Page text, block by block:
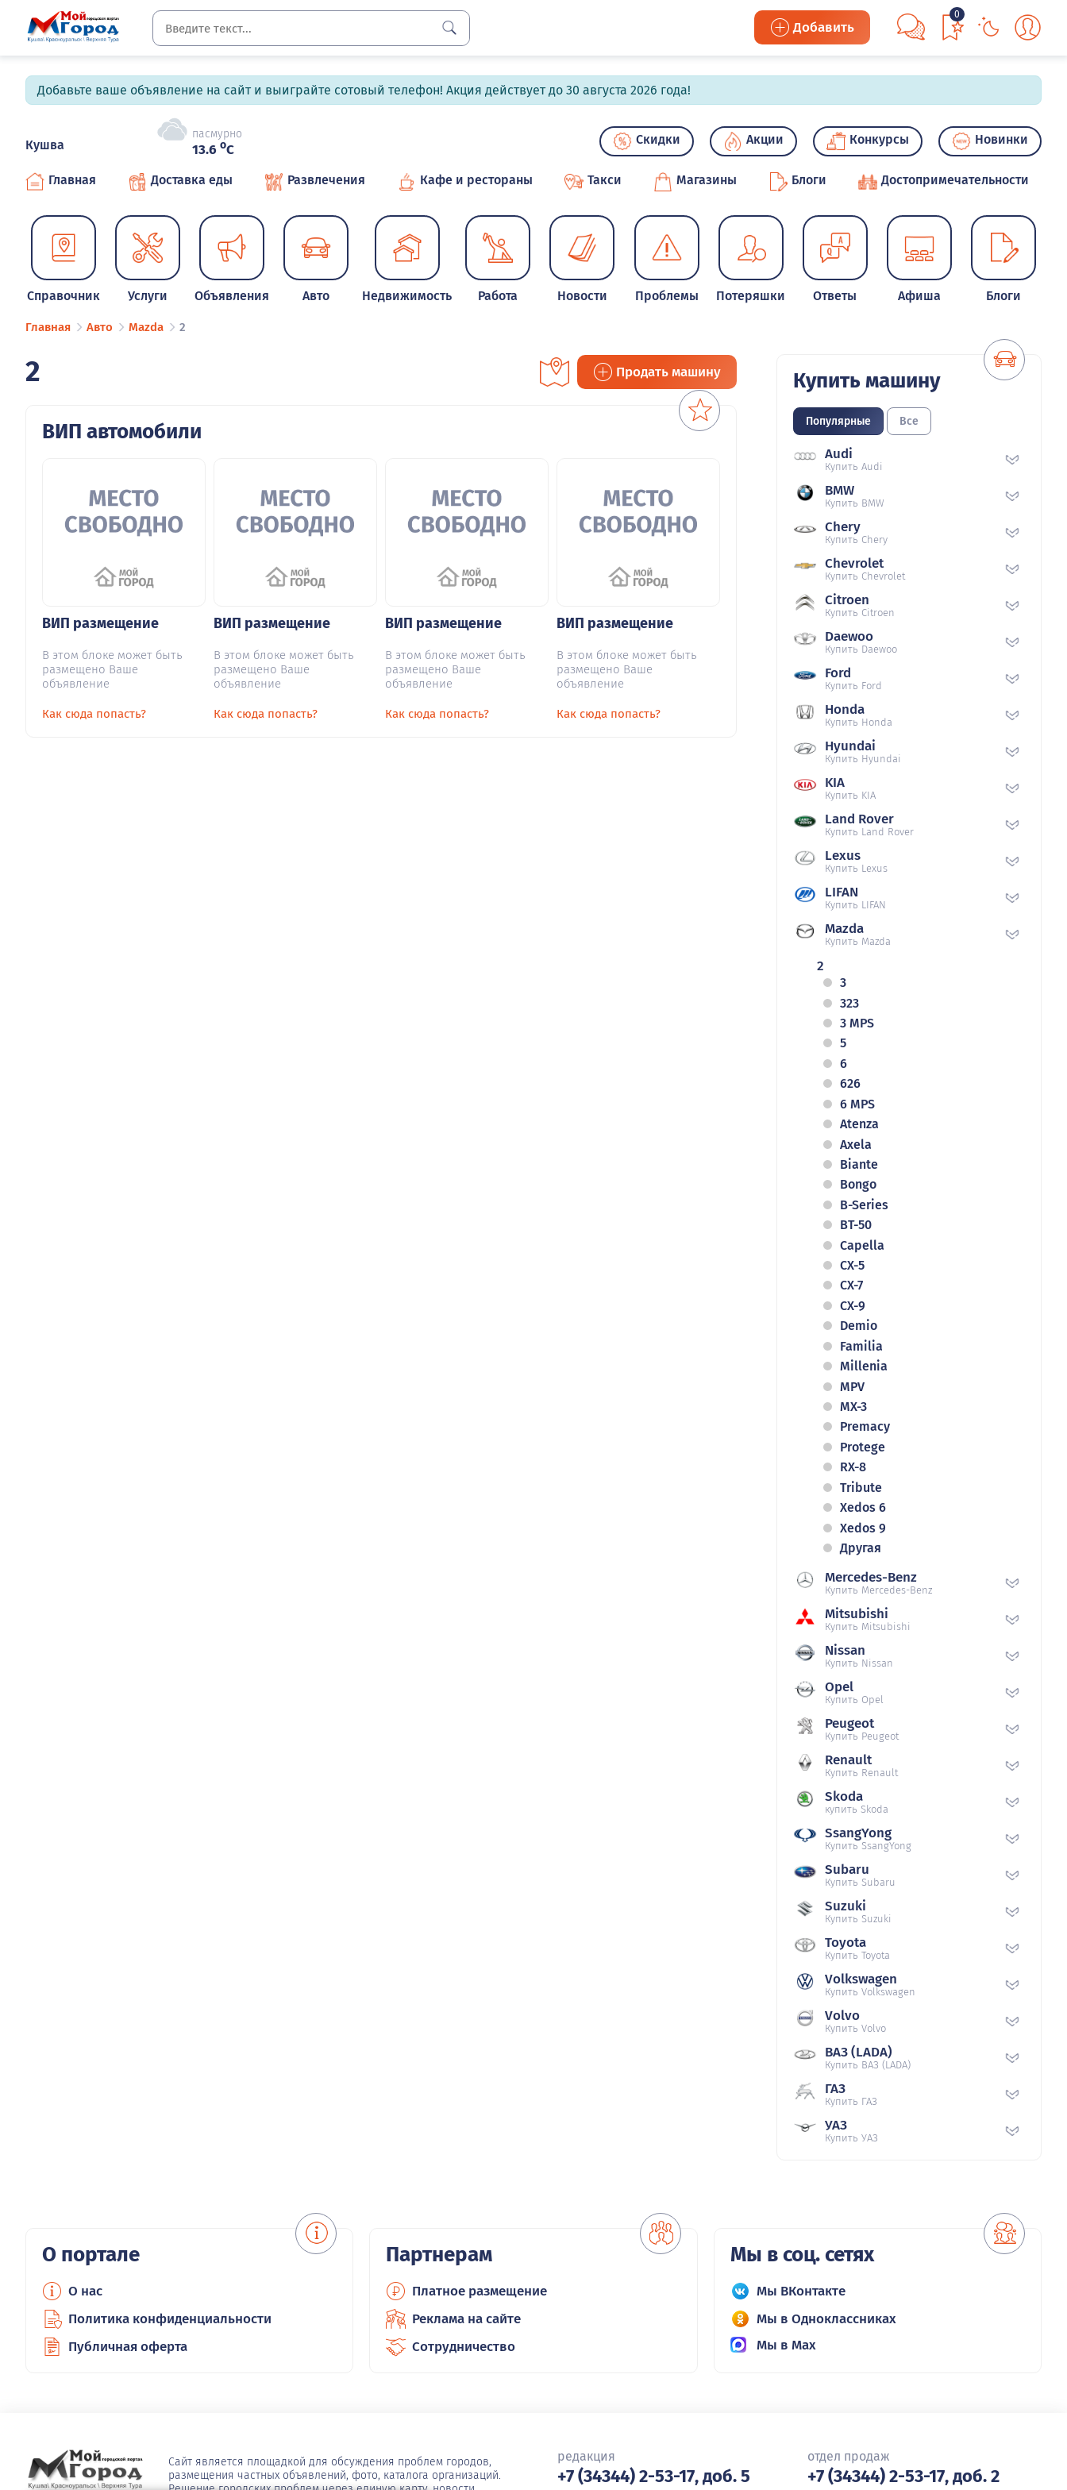
Добавить
0
Добавьте ваше объявление на сайт и выиграйте сотовый телефон! Акция действует до 30 августа 2026 года!
Кушва
пасмурно
13.6 oC
Скидки Акции Конкурсы Новинки
Главная Доставка еды Развлечения Кафе и рестораны Такси Магазины Блоги Достопримечательности
Справочник Услуги Объявления Авто Недвижимость Работа Новости Проблемы Потеряшки Ответы Афиша Блоги
Главная Авто Mazda 2
2 Продать машину
ВИП автомобили
ВИП размещение
В этом блоке может быть
размещено Ваше
объявление
Как сюда попасть?
ВИП размещение
В этом блоке может быть
размещено Ваше
объявление
Как сюда попасть?
ВИП размещение
В этом блоке может быть
размещено Ваше
объявление
Как сюда попасть?
ВИП размещение
В этом блоке может быть
размещено Ваше
объявление
Как сюда попасть?
Купить машину
Популярные Все
Audi
Купить Audi
BMW
Купить BMW
Chery
Купить Chery
Chevrolet
Купить Chevrolet
Citroen
Купить Citroen
Daewoo
Купить Daewoo
Ford
Купить Ford
Honda
Купить Honda
Hyundai
Купить Hyundai
KIA
Купить KIA
Land Rover
Купить Land Rover
Lexus
Купить Lexus
LIFAN
Купить LIFAN
Mazda
Купить Mazda
2
3
323
3 MPS
5
6
626
6 MPS
Atenza
Axela
Biante
Bongo
B-Series
BT-50
Capella
CX-5
CX-7
CX-9
Demio
Familia
Millenia
MPV
MX-3
Premacy
Protege
RX-8
Tribute
Xedos 6
Xedos 9
Другая
Mercedes-Benz
Купить Mercedes-Benz
Mitsubishi
Купить Mitsubishi
Nissan
Купить Nissan
Opel
Купить Opel
Peugeot
Купить Peugeot
Renault
Купить Renault
Skoda
купить Skoda
SsangYong
Купить SsangYong
Subaru
Купить Subaru
Suzuki
Купить Suzuki
Toyota
Купить Toyota
Volkswagen
Купить Volkswagen
Volvo
Купить Volvo
ВАЗ (LADA)
Купить ВАЗ (LADA)
ГАЗ
Купить ГАЗ
УАЗ
Купить УАЗ
О портале
О нас
Политика конфиденциальности
Публичная оферта
Партнерам
Платное размещение
Реклама на сайте
Сотрудничество
Мы в соц. сетях
Мы ВКонтакте
Мы в Одноклассниках
Мы в Max
Сайт является площадкой для обсуждения проблем городов,
размещения частных объявлений, фото, каталога организаций.
редакция
+7 (34344) 2-53-17, доб. 5
отдел продаж
+7 (34344) 2-53-17, доб. 2